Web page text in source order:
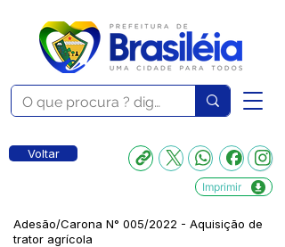
Voltar
Imprimir
Adesão/Carona N° 005/2022 - Aquisição de
trator agrícola